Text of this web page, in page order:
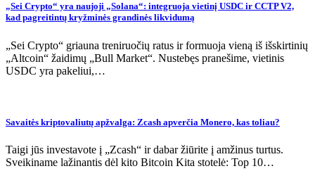
„Sei Crypto“ yra naujoji „Solana“: integruoja vietinį USDC ir CCTP V2,
kad pagreitintų kryžminės grandinės likvidumą
„Sei Crypto“ griauna treniruočių ratus ir formuoja vieną iš išskirtinių
„Altcoin“ žaidimų „Bull Market“. Nustebęs pranešime, vietinis
USDC yra pakeliui,…
Savaitės kriptovaliutų apžvalga: Zcash apverčia Monero, kas toliau?
Taigi jūs investavote į „Zcash“ ir dabar žiūrite į amžinus turtus.
Sveikiname lažinantis dėl kito Bitcoin Kita stotelė: Top 10…